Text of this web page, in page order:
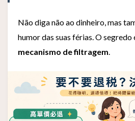
Não diga não ao dinheiro, mas
humor das suas férias. O
mecanismo de filtragem.